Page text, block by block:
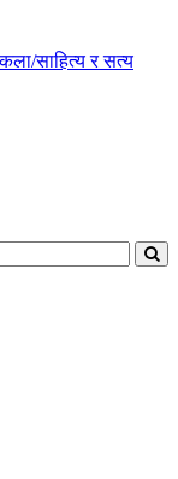
साहित्य र सत्य